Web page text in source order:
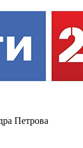
Петрова